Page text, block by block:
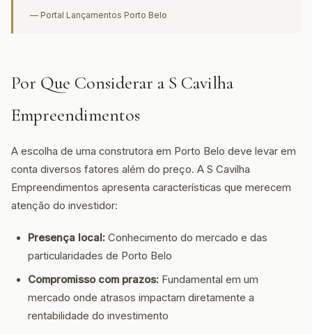
— Portal Lançamentos Porto Belo
Por Que Considerar a S Cavilha
Empreendimentos
A escolha de uma construtora em Porto Belo deve levar em
conta diversos fatores além do preço. A S Cavilha
Empreendimentos apresenta características que merecem
atenção do investidor:
Presença local: Conhecimento do mercado e das
particularidades de Porto Belo
Compromisso com prazos: Fundamental em um
mercado onde atrasos impactam diretamente a
rentabilidade do investimento